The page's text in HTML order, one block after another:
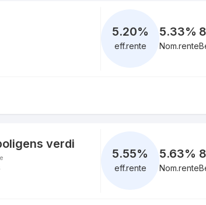
5.20%
eff.rente
5.33%
Nom.rente
verdi
5.55%
eff.rente
5.63%
Nom.rente